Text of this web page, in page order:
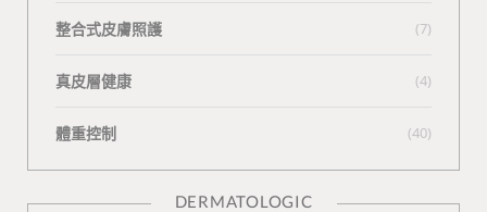
整合式皮膚照護 (7)
真皮層健康 (4)
體重控制 (40)
DERMATOLOGIC